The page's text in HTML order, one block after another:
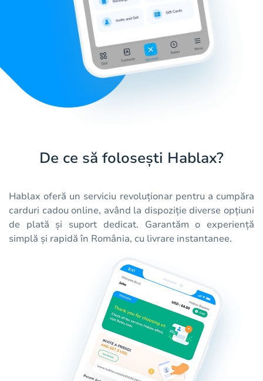
De ce să folosești Hablax?
Hablax oferă un serviciu revoluționar pentru a cumpăra
carduri cadou online, având la dispoziție diverse opțiuni
de plată și suport dedicat. Garantăm o experiență
simplă și rapidă în România, cu livrare instantanee.